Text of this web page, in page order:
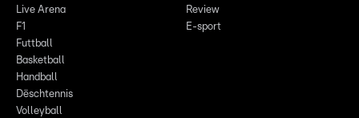
Live Arena
F1
Futtball
Basketball
Handball
Dëschtennis
Volleyball
Review
E-sport